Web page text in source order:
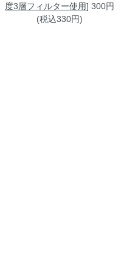
度3層フィルター使用] 300円
(税込330円)